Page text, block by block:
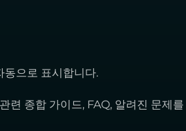
으로 표시합니다.
련 종합 가이드, FAQ, 알려진 문제